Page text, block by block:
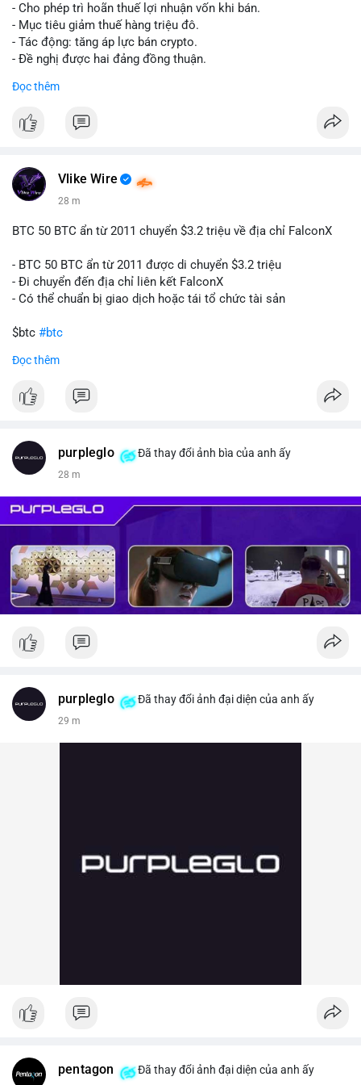
tái cơ cấu danh mục trước phiên giao dịch Âu-Mỹ. Tâm lý thị
trường có thể dao động nhẹ khi nhà đầu tư nhỏ lẻ theo dõi
động thái này.
và điểm đến của số BTC này trong 2-4 giờ tới. Nếu dòng tiền
phòng thủ. Nếu vào ví lạnh, có thể duy trì chiến lược nắm giữ
#160btc #vilanh #thanhkhoansan
- Cho phép trì hoãn thuế lợi nhuận vốn khi bán.
- Mục tiêu giảm thuế hàng triệu đô.
- Tác động: tăng áp lực bán crypto.
- Đề nghị được hai đảng đồng thuận.
📰 Nguồn: Cointelegraph
Đọc thêm
Vlike Wire
28 m
BTC 50 BTC ẩn từ 2011 chuyển $3.2 triệu về địa chỉ FalconX
- BTC 50 BTC ẩn từ 2011 được di chuyển $3.2 triệu
- Đi chuyển đến địa chỉ liên kết FalconX
- Có thể chuẩn bị giao dịch hoặc tái tổ chức tài sản
$btc #btc
#vlikevn
📰 Nguồn: CoinDesk
Đọc thêm
purpleglo Đã thay đổi ảnh bìa của anh ấy
28 m
purpleglo Đã thay đổi ảnh đại diện của anh ấy
29 m
pentagon Đã thay đổi ảnh đại diện của anh ấy